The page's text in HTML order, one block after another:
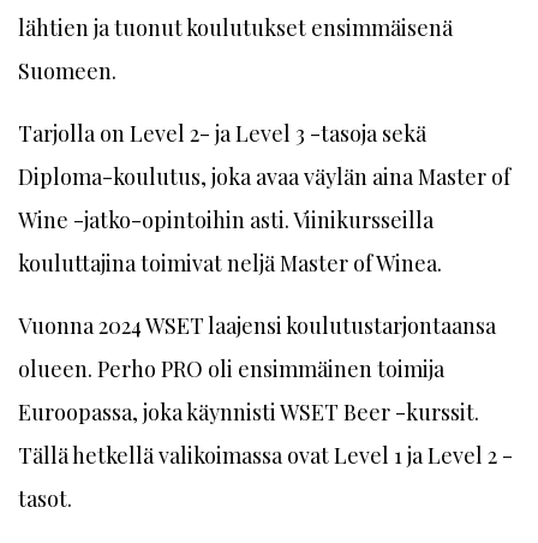
lähtien ja tuonut koulutukset ensimmäisenä
Suomeen.
Tarjolla on Level 2- ja Level 3 -tasoja sekä
Diploma-koulutus, joka avaa väylän aina Master of
Wine -jatko-opintoihin asti. Viinikursseilla
kouluttajina toimivat neljä Master of Winea.
Vuonna 2024 WSET laajensi koulutustarjontaansa
olueen. Perho PRO oli ensimmäinen toimija
Euroopassa, joka käynnisti WSET Beer -kurssit.
Tällä hetkellä valikoimassa ovat Level 1 ja Level 2 -
tasot.